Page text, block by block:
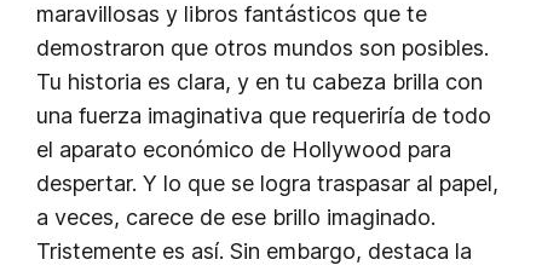
maravillosas y libros fantásticos que te
demostraron que otros mundos son posibles.
Tu historia es clara, y en tu cabeza brilla con
una fuerza imaginativa que requeriría de todo
el aparato económico de Hollywood para
despertar. Y lo que se logra traspasar al papel,
a veces, carece de ese brillo imaginado.
Tristemente es así. Sin embargo, destaca la